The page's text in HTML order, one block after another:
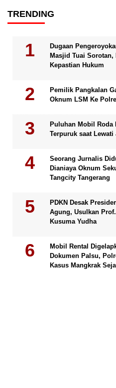
TRENDING
Dugaan
Masjid Tuai Sorotan,
Kepastian Hukum
Pemilik Pangkalan
Oknum LSM Ke
Puluhan Mobil Roda
Terpuruk saat
Seorang Jurnalis
Dianiaya Oknum
Tangcity Tangerang
PDKN Desak
Agung, Usulkan
Kusuma Yudha
Mobil Rental
Dokumen Palsu,
Kasus Mangkrak